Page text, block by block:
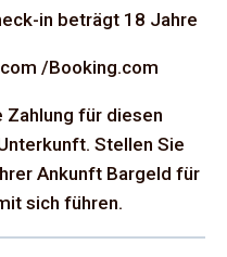
in beträgt 18 Jahre
/Booking.com
Zahlung für diesen
Stellen Sie
Ankunft Bargeld für
sich führen.